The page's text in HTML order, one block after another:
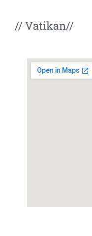
// Vatikan//